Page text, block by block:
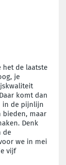
het de laatste
je
komt dan
in de pijnlijn
bieden, maar
Denk
de
we in mei
vijf